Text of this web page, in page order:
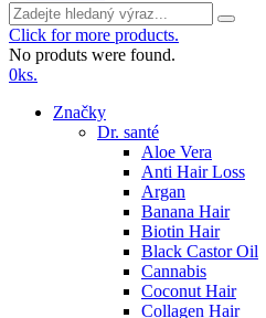
Click for more products.
No produts were found.
0ks.
Značky
Dr. santé
Aloe Vera
Anti Hair Loss
Argan
Banana Hair
Biotin Hair
Black Castor Oil
Cannabis
Coconut Hair
Collagen Hair